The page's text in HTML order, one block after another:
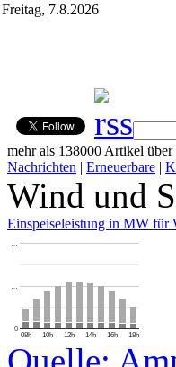
Freitag, 7.8.2026
mehr als 138000 Artikel über
Nachrichten | Erneuerbare |
Wind und
Einspeiseleistung in MW für
08h 10h 12h 14h 16h 18h
0
…
…